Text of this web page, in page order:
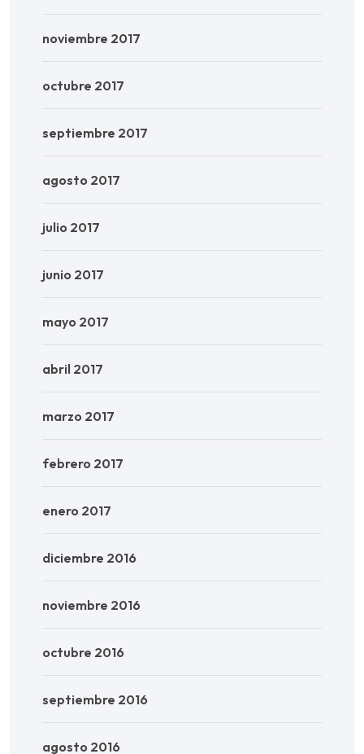
noviembre 2017
octubre 2017
septiembre 2017
agosto 2017
julio 2017
junio 2017
mayo 2017
abril 2017
marzo 2017
febrero 2017
enero 2017
diciembre 2016
noviembre 2016
octubre 2016
septiembre 2016
agosto 2016